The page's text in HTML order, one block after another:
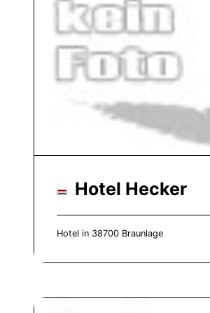
Hotel Hecker
Hotel in 38700 Braunlage